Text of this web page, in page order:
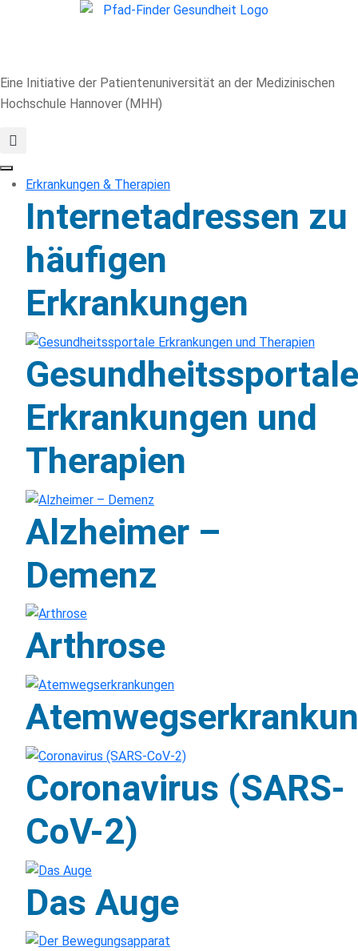
Eine Initiative der Patientenuniversität an der Medizinischen
Hochschule Hannover (MHH)
Erkrankungen & Therapien
Internetadressen zu
häufigen
Erkrankungen
Gesundheitssportale
Erkrankungen und
Therapien
Alzheimer –
Demenz
Arthrose
Coronavirus (SARS-
CoV-2)
Das Auge